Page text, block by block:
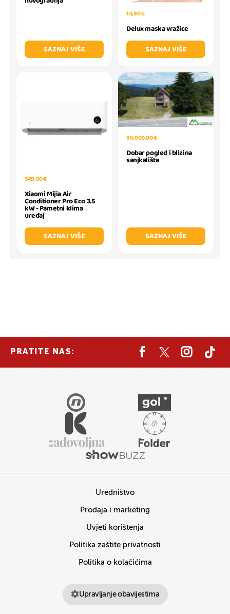
SAZNAJ VIŠE
14,90 €
Delux maska vražice
SAZNAJ VIŠE
549,00 €
Xiaomi Mijia Air
Conditioner Pro Eco 3.5
kW - Pametni klima
uređaj
SAZNAJ VIŠE
90.000,00 €
Dobar pogled i blizina
sanjkališta
SAZNAJ VIŠE
PRATITE NAS:
Uredništvo
Prodaja i marketing
Uvjeti korištenja
Politika zaštite privatnosti
Politika o kolačićima
Upravljanje obavijestima